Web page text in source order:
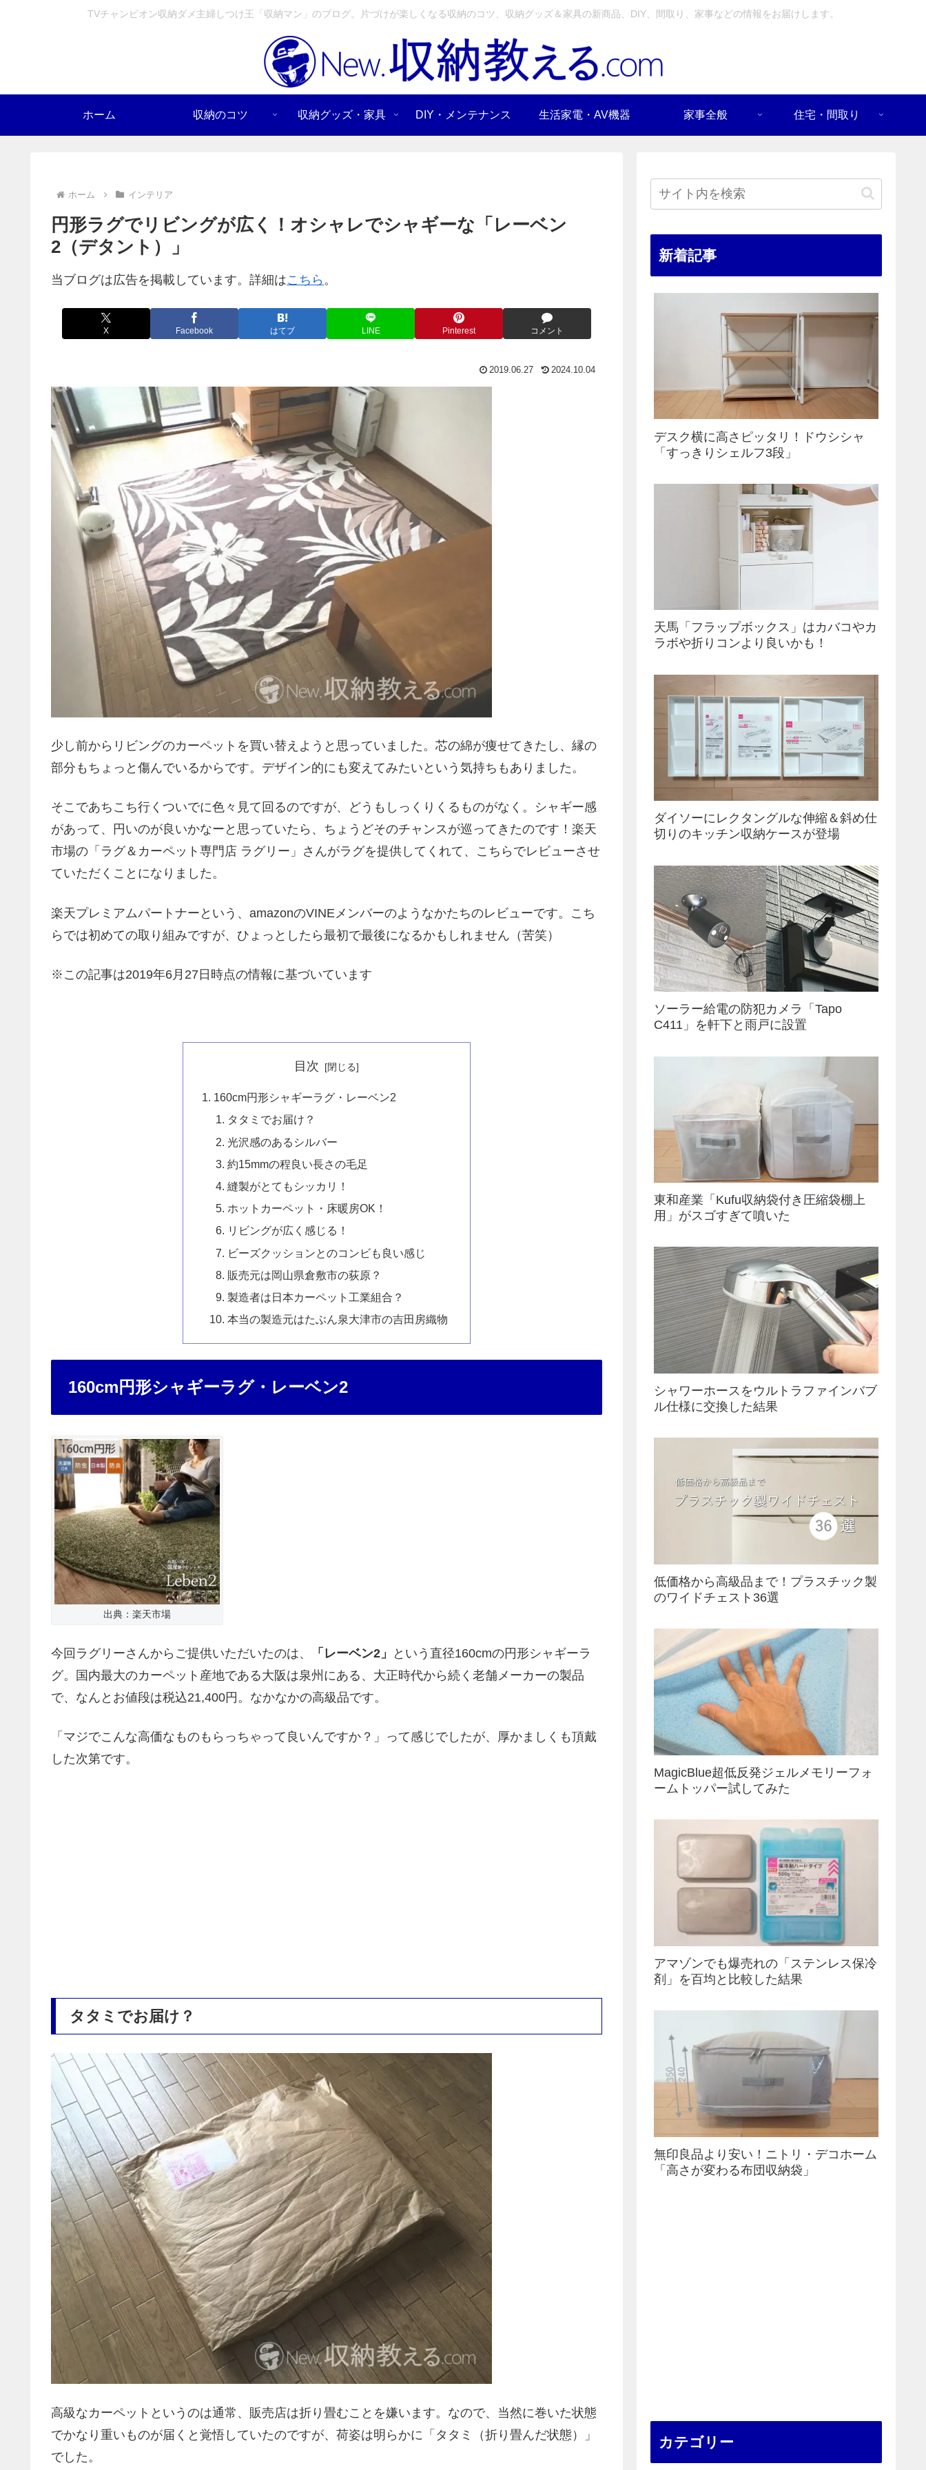
TVチャンピオン収納ダメ主婦しつけ王「収納マン」のブログ。片づけが楽しくなる収納のコツ、収納グッズ＆家具の新商品、DIY、間取り、家事などの情報をお届けします。
ホーム 収納のコツ 収納グッズ・家具 DIY・メンテナンス 生活家電・AV機器 家事全般 住宅・間取り
ホーム インテリア
円形ラグでリビングが広く！オシャレでシャギーな「レーベン
2（デタント）」
当ブログは広告を掲載しています。詳細はこちら 。
X Facebook はてブ LINE Pinterest コメント
2019.06.27 2024.10.04
少し前からリビングのカーペットを買い替えようと思っていました。芯の綿が痩せてきたし、縁の
部分もちょっと傷んでいるからです。デザイン的にも変えてみたいという気持ちもありました。
そこであちこち行くついでに色々見て回るのですが、どうもしっくりくるものがなく。シャギー感
があって、円いのが良いかなーと思っていたら、ちょうどそのチャンスが巡ってきたのです！楽天
市場の「ラグ＆カーペット専門店 ラグリー」さんがラグを提供してくれて、こちらでレビューさせ
ていただくことになりました。
楽天プレミアムパートナーという、amazonのVINEメンバーのようなかたちのレビューです。こち
らでは初めての取り組みですが、ひょっとしたら最初で最後になるかもしれません（苦笑）
※この記事は2019年6月27日時点の情報に基づいています
目次
160cm円形シャギーラグ・レーベン2
タタミでお届け？
光沢感のあるシルバー
約15mmの程良い長さの毛足
縫製がとてもシッカリ！
ホットカーペット・床暖房OK！
リビングが広く感じる！
ビーズクッションとのコンビも良い感じ
販売元は岡山県倉敷市の荻原？
製造者は日本カーペット工業組合？
本当の製造元はたぶん泉大津市の吉田房織物
160cm円形シャギーラグ・レーベン2
出典：楽天市場
今回ラグリーさんからご提供いただいたのは、 「レーベン2」
という直径160cmの円形シャギーラ
グ。国内最大のカーペット産地である大阪は泉州にある、大正時代から続く老舗メーカーの製品
で、なんとお値段は税込21,400円。なかなかの高級品です。
「マジでこんな高価なものもらっちゃって良いんですか？」って感じでしたが、厚かましくも頂戴
した次第です。
タタミでお届け？
高級なカーペットというのは通常、販売店は折り畳むことを嫌います。なので、当然に巻いた状態
でかなり重いものが届くと覚悟していたのですが、荷姿は明らかに「タタミ（折り畳んだ状態）」
でした。
新着記事
デスク横に高さピッタリ！ドウシシャ
「すっきりシェルフ3段」
天馬「フラップボックス」はカバコやカ
ラボや折りコンより良いかも！
ダイソーにレクタングルな伸縮＆斜め仕
切りのキッチン収納ケースが登場
ソーラー給電の防犯カメラ「Tapo
C411」を軒下と雨戸に設置
東和産業「Kufu収納袋付き圧縮袋棚上
用」がスゴすぎて噴いた
シャワーホースをウルトラファインバブ
ル仕様に交換した結果
低価格から高級品まで！プラスチック製
のワイドチェスト36選
MagicBlue超低反発ジェルメモリーフォ
ームトッパー試してみた
アマゾンでも爆売れの「ステンレス保冷
剤」を百均と比較した結果
無印良品より安い！ニトリ・デコホーム
「高さが変わる布団収納袋」
カテゴリー